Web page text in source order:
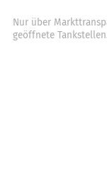
Nur über
geöffnete